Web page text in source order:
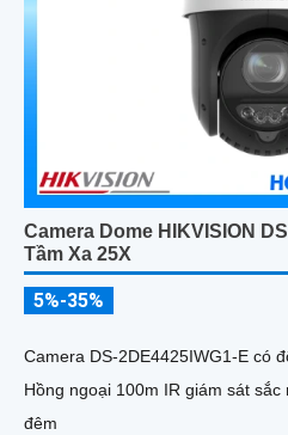
Camera Dome HIKVISION
Tầm Xa 25X
5%-35%
Camera DS-2DE4425IWG1-E có
Hồng ngoại 100m IR giám sát
đêm